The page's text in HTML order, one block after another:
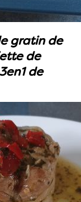
gratin de
de
de